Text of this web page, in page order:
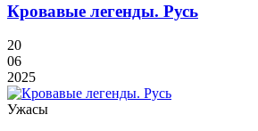
Кровавые легенды. Русь
20
06
2025
Ужасы